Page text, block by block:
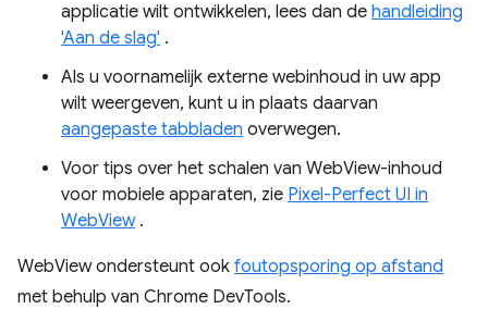
applicatie wilt ontwikkelen, lees dan de handleiding
'Aan de slag' .
Als u voornamelijk externe webinhoud in uw app
wilt weergeven, kunt u in plaats daarvan
aangepaste tabbladen overwegen.
Voor tips over het schalen van WebView-inhoud
voor mobiele apparaten, zie Pixel-Perfect UI in
WebView.
WebView ondersteunt ook foutopsporing op afstand
met behulp van Chrome DevTools.